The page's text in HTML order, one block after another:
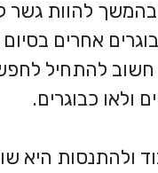
להוות גשר
אחרים
להתחיל
ולאו כבוגרים.
היא